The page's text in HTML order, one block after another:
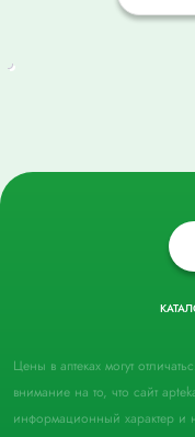
Цены в аптеках могут
внимание на то, что сайт
информационный характер и